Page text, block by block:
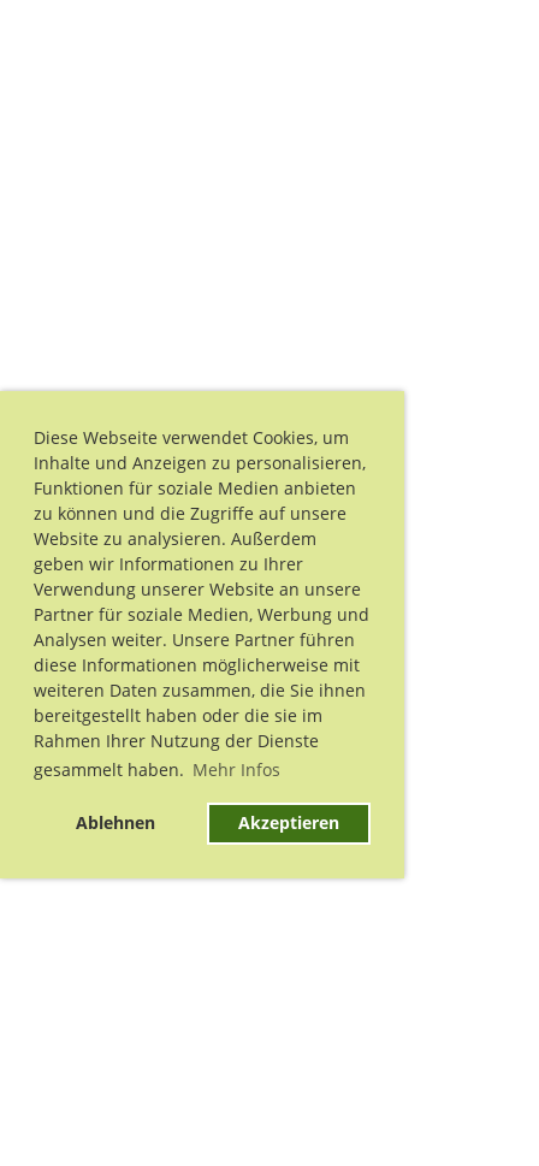
Diese Webseite verwendet Cookies, um
Inhalte und Anzeigen zu personalisieren,
Funktionen für soziale Medien anbieten
zu können und die Zugriffe auf unsere
Website zu analysieren. Außerdem
geben wir Informationen zu Ihrer
Verwendung unserer Website an unsere
Partner für soziale Medien, Werbung und
Analysen weiter. Unsere Partner führen
diese Informationen möglicherweise mit
weiteren Daten zusammen, die Sie ihnen
bereitgestellt haben oder die sie im
Rahmen Ihrer Nutzung der Dienste
gesammelt haben. Mehr Infos
Ablehnen Akzeptieren